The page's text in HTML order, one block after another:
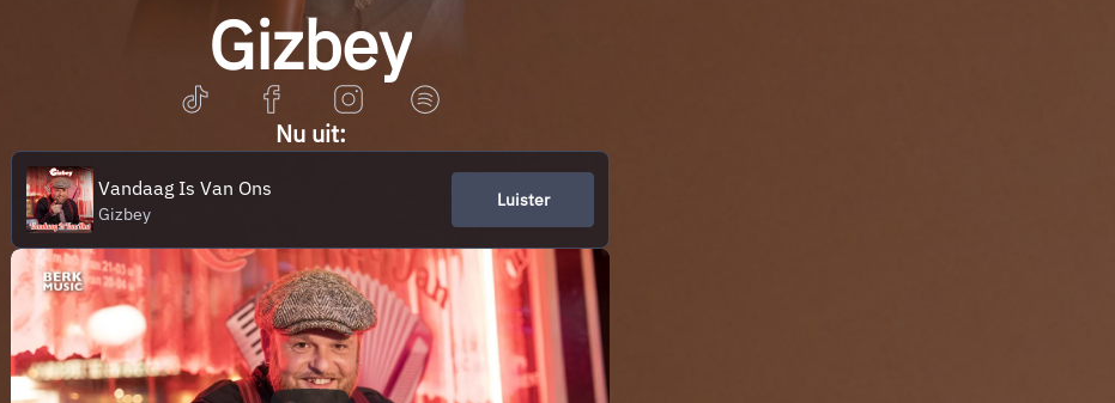
Gizbey
Nu uit:
Vandaag Is Van Ons
Gizbey
Luister